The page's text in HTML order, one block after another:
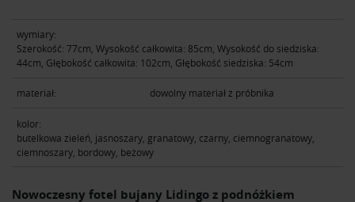
wymiary:
Szerokość: 77cm, Wysokość całkowita: 85cm, Wysokość do siedziska:
44cm, Głębokość całkowita: 102cm, Głębokość siedziska: 54cm
materiał: dowolny materiał z próbnika
kolor:
butelkowa zieleń, jasnoszary, granatowy, czarny, ciemnogranatowy,
ciemnoszary, bordowy, beżowy
Nowoczesny fotel bujany Lidingo z podnóżkiem